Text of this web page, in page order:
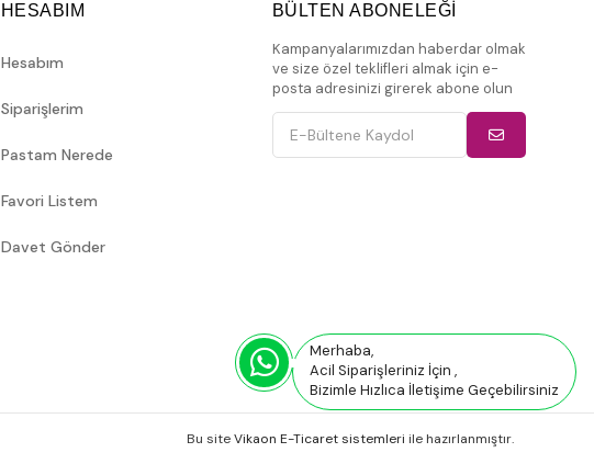
HESABIM
Hesabım
Siparişlerim
Pastam Nerede
Favori Listem
Davet Gönder
BÜLTEN ABONELEĞİ
Kampanyalarımızdan haberdar olmak
ve size özel teklifleri almak için e-
posta adresinizi girerek abone olun
Bu siteVikaon E-Ticaret sistemleri ile hazırlanmıştır.
Merhaba,
Acil Siparişleriniz İçin ,
Bizimle Hızlıca İletişime Geçebilirsiniz